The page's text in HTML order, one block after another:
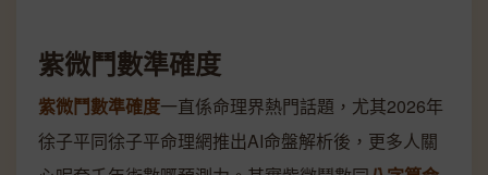
紫微鬥數準確度
紫微鬥數準確度一直係命理界熱門話題，尤其2026年
徐子平同徐子平命理網推出AI命盤解析後，更多人關